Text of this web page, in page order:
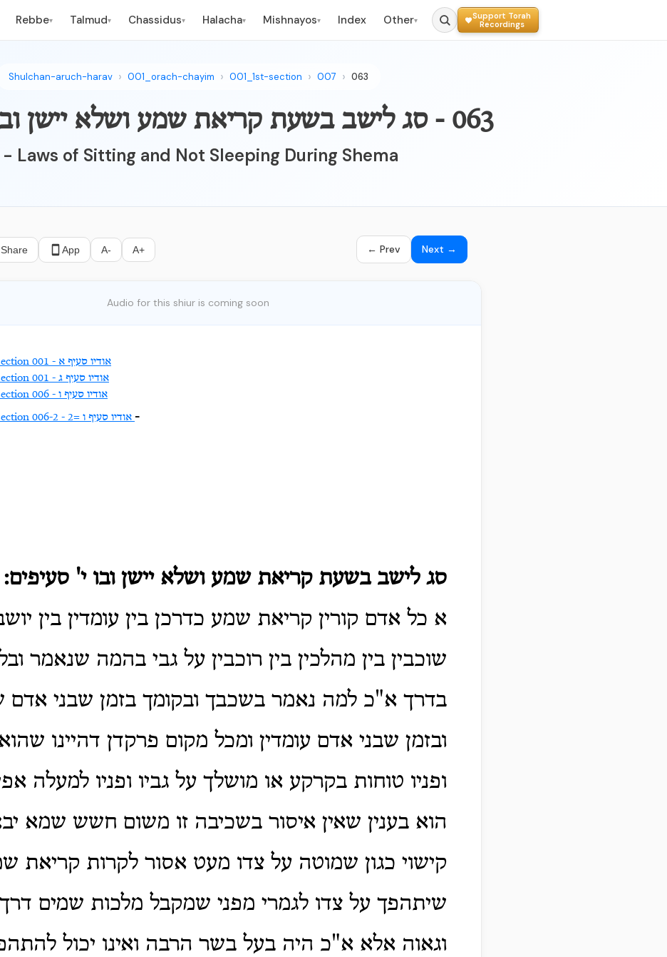
Rebbe▾ Talmud▾ Chassidus▾ Halacha▾ Mishnayos▾ Index Other▾
Support Torah
Recordings
Shulchan-aruch-harav 001_orach-chayim 001_1st-section 007 063
063 - סג לישב בשעת קריאת שמע ושלא יישן ובו י' סעיפים:
Laws of Sitting and Not Sleeping During Shema
Share App A- A+ ← Prev Next →
Audio for this shiur is coming soon
Audio for subsection 001 - אודיו סעיף א
Audio for subsection 001 - אודיו סעיף ג
Audio for subsection 006 - אודיו סעיף ו
-
סג לישב בשעת קריאת שמע ושלא יישן ובו י' סעיפים:
א כל אדם קורין קריאת שמע כדרכן בין עומדין בין
שוכבין בין מהלכין בין רוכבין על גבי בהמה שנאמר
בדרך א"כ למה נאמר בשכבך ובקומך בזמן שבני אדם
ובזמן שבני אדם עומדין ומכל מקום פרקדן דהיינו
ופניו טוחות בקרקע או מושלך על גביו ופניו למעלה
הוא בענין שאין איסור בשכיבה זו משום חשש שמא
קישוי כגון שמוטה על צדו מעט אסור לקרות קריאת
שיתהפך על צדו לגמרי מפני שמקבל מלכות שמים
וגאוה אלא א"כ היה בעל בשר הרבה ואינו יכול